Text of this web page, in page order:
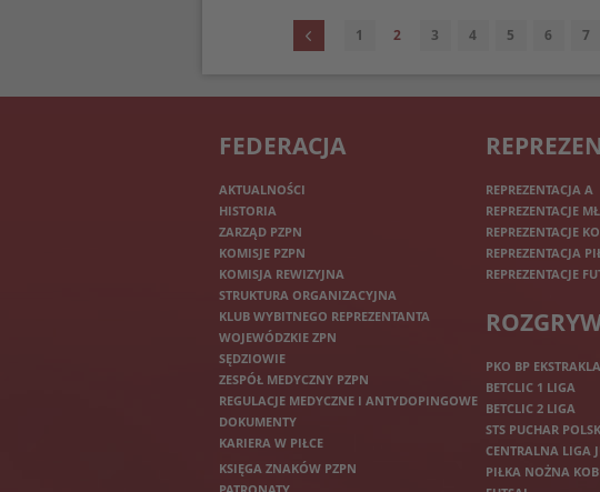
1 2 3 4 5 6 7
FEDERACJA
AKTUALNOŚCI
HISTORIA
ZARZĄD PZPN
KOMISJE PZPN
KOMISJA REWIZYJNA
STRUKTURA ORGANIZACYJNA
KLUB WYBITNEGO REPREZENTANTA
WOJEWÓDZKIE ZPN
SĘDZIOWIE
ZESPÓŁ MEDYCZNY PZPN
REGULACJE MEDYCZNE I ANTYDOPINGOWE
DOKUMENTY
KARIERA W PIŁCE
KSIĘGA ZNAKÓW PZPN
REPREZENTACJA A
REPREZENTACJE
REPREZENTACJE
REPREZENTACJA
REPREZENTACJE
PKO BP
BETCLIC 1 LIGA
BETCLIC 2 LIGA
STS PUCHAR
CENTRALNA LIGA
PIŁKA NOŻNA